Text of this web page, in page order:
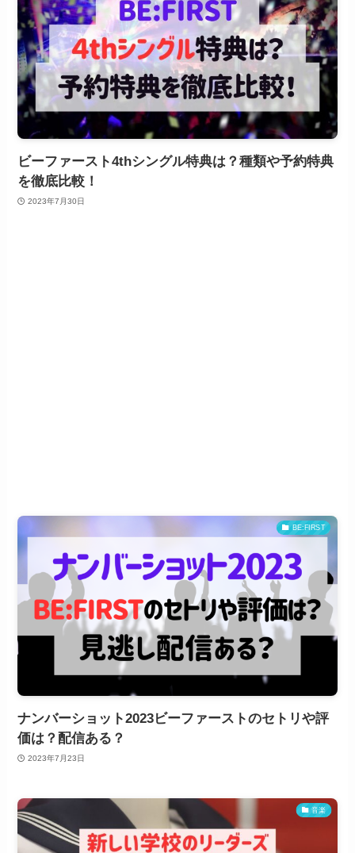
ビーファースト4thシングル特典は？種類や予約特典
を徹底比較！
2023年7月30日
BE:FIRST
ナンバーショット2023ビーファーストのセトリや評
価は？配信ある？
2023年7月23日
音楽